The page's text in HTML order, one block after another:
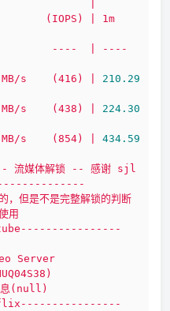
(IOPS)
1m
----
----
MB/s (416)
210.29
MB/s (438)
224.30
MB/s (854)
434.59
流媒体解锁 -- 感谢 sjl
，但是不是完整解锁的判断
用
Server
息(null)